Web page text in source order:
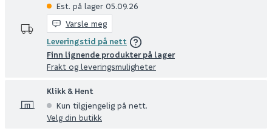
Est. på lager 05.09.26
Varsle meg
Leveringstid på nett
Finn lignende produkter på lager
Frakt og leveringsmuligheter
Klikk & Hent
Kun tilgjengelig på nett.
Velg din butikk